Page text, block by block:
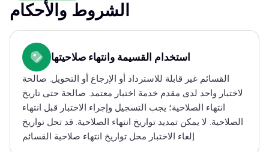
الشروط والأحكام
استخدام القسيمة وانتهاء صلاحيتها
القسائم غير قابلة للاسترداد أو الإرجاع أو التحويل. صالحة
لاختبار واحد لدى مقدم خدمة اختبار معتمد. صالحة حتى تاريخ
انتهاء الصلاحية؛ يجب التسجيل وإجراء الاختبار قبل انتهاء
الصلاحية. لا يمكن تمديد تواريخ انتهاء الصلاحية. قد تحل تواريخ
إلغاء الاختبار محل تواريخ انتهاء صلاحية القسائم